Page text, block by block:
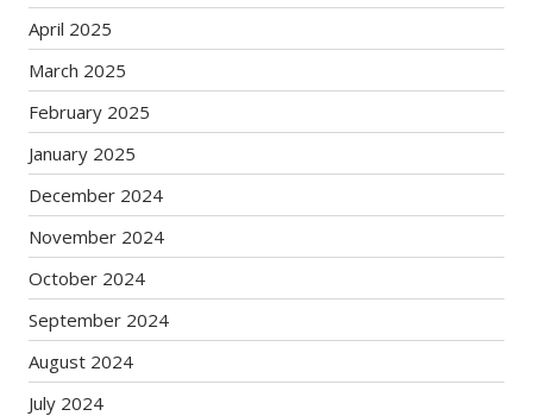
April 2025
March 2025
February 2025
January 2025
December 2024
November 2024
October 2024
September 2024
August 2024
July 2024